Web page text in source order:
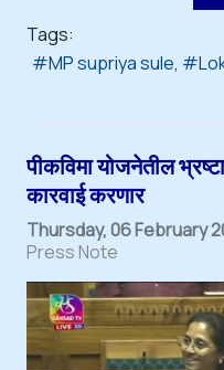
Tags:
MP supriya sule
पीकविमा योजनेतील
कारवाई करणार
Thursday, 06 February
Press Note